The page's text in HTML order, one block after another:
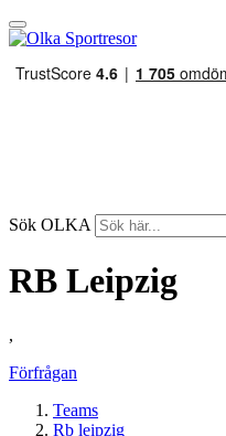
Sök OLKA
RB Leipzig
,
Förfrågan
Teams
Rb leipzig